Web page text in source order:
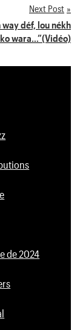
Next Post
déf, lou nékh
wara…”(Vidéo)
de 2024